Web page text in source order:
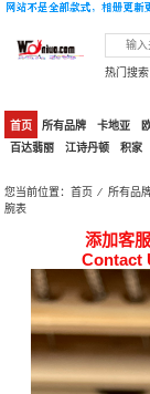
热门搜索
首页 所有品牌 卡地亚
百达翡丽
江诗丹顿 积家
您当前位置：首页 ⁄所有品
腕表
添加客
Contact